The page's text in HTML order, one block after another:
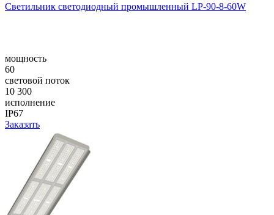
Светильник светодиодный промышленный LP-90-8-60W
мощность
60
световой поток
10 300
исполнение
IP67
Заказать